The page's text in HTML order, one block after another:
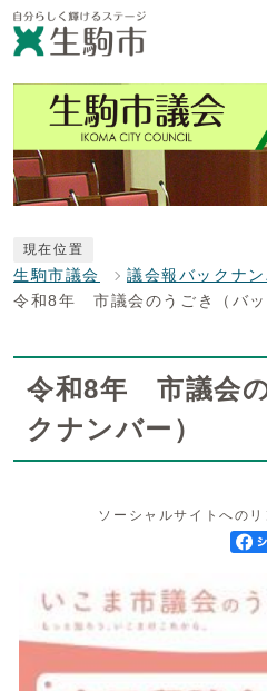
現在位置
生駒市議会
議会報バックナン
令和8年 市議会のうごき（バッ
令和8年 市議会
クナンバー）
ソーシャルサイトへの